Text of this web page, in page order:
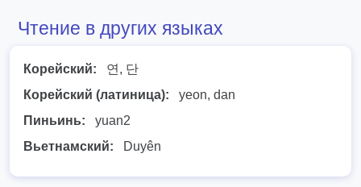
Чтение в других языках
Корейский:
연, 단
Корейский (латиница):
yeon, dan
Пиньинь:
yuan2
Вьетнамский:
Duyên